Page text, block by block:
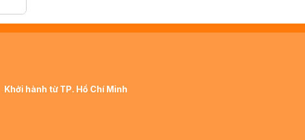
Khởi hành từ TP. Hồ Chí Minh